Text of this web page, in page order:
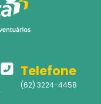
Telefone
(62) 3224-4458